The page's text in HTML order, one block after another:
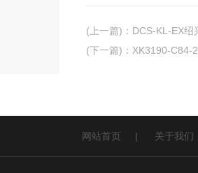
(上一篇) ： DCS-KL-EX绍
(下一篇) ： XK3190-C84-
网站首页 | 关于我们